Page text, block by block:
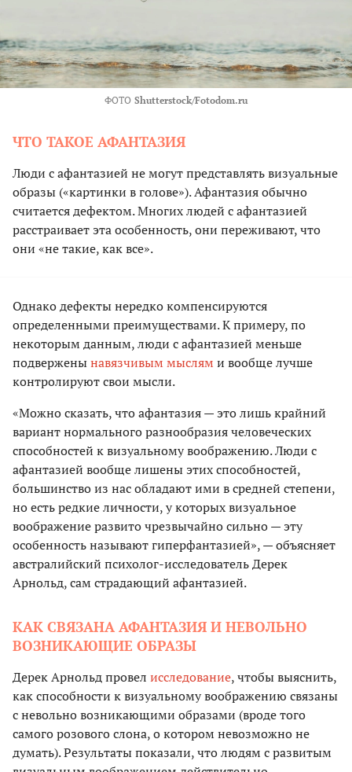
ФОТО Shutterstock/Fotodom.ru
ЧТО ТАКОЕ АФАНТАЗИЯ
Люди с афантазией не могут представлять визуальные
образы («картинки в голове»). Афантазия обычно
считается дефектом. Многих людей с афантазией
расстраивает эта особенность, они переживают, что
они «не такие, как все».
Однако дефекты нередко компенсируются
определенными преимуществами. К примеру, по
некоторым данным, люди с афантазией меньше
подверженынавязчивым мыслям и вообще лучше
контролируют свои мысли.
«Можно сказать, что афантазия — это лишь крайний
вариант нормального разнообразия человеческих
способностей к визуальному воображению. Люди с
афантазией вообще лишены этих способностей,
большинство из нас обладают ими в средней степени,
но есть редкие личности, у которых визуальное
воображение развито чрезвычайно сильно — эту
особенность называют гиперфантазией», — объясняет
австралийский психолог-исследователь Дерек
Арнольд, сам страдающий афантазией.
КАК СВЯЗАНА АФАНТАЗИЯ И НЕВОЛЬНО
ВОЗНИКАЮЩИЕ ОБРАЗЫ
Дерек Арнольд провел исследование, чтобы выяснить,
как способности к визуальному воображению связаны
с невольно возникающими образами (вроде того
самого розового слона, о котором невозможно не
думать). Результаты показали, что людям с развитым